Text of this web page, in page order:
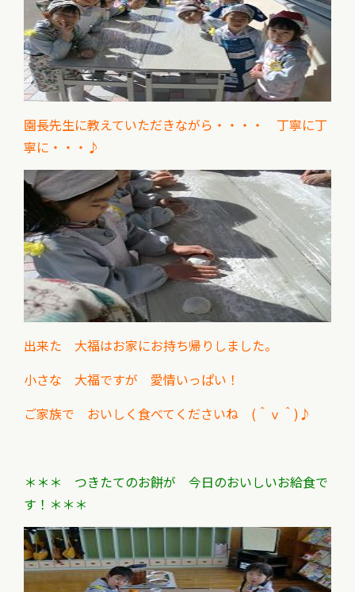
園長先生に教えていただきながら・・・・ 丁寧に丁
寧に・・・♪
出来た 大福はお家にお持ち帰りしました。
小さな 大福ですが 愛情いっぱい！
ご家族で おいしく食べてくださいね (＾ⅴ＾)♪
＊＊＊ つきたてのお餅が 今日のおいしいお給食で
す！＊＊＊